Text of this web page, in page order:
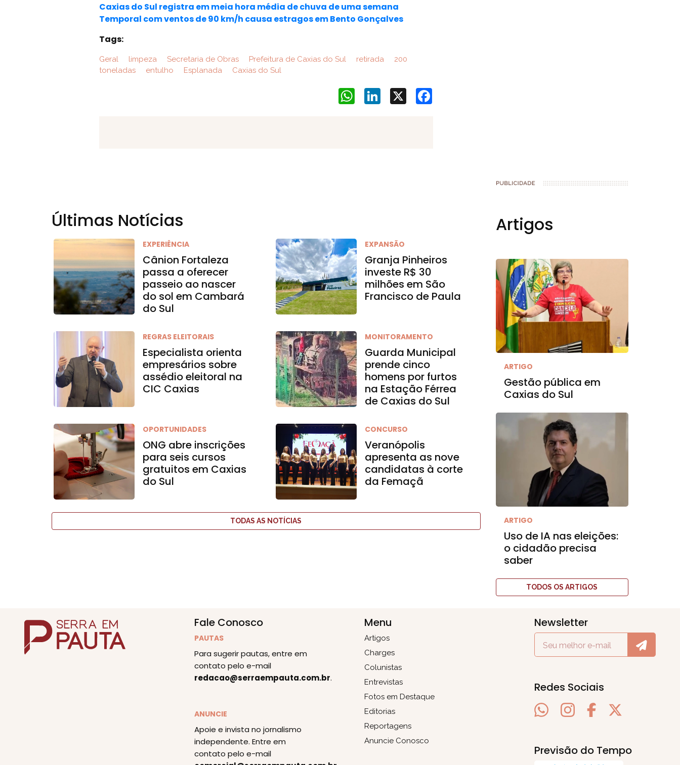
Caxias do Sul registra em meia hora média de chuva de uma semana
Temporal com ventos de 90 km/h causa estragos em Bento Gonçalves
Tags:
Geral limpeza Secretaria de Obras Prefeitura de Caxias do Sul retirada
200
toneladas
entulho Esplanada Caxias do Sul
Facebook
X
LinkedIn
WhatsApp
Últimas Notícias
EXPERIÊNCIA
Cânion Fortaleza
passa a oferecer
passeio ao nascer
do sol em Cambará
do Sul
EXPANSÃO
Granja Pinheiros
investe R$ 30
milhões em São
Francisco de Paula
REGRAS ELEITORAIS
Especialista orienta
empresários sobre
assédio eleitoral na
CIC Caxias
MONITORAMENTO
Guarda Municipal
prende cinco
homens por furtos
na Estação Férrea
de Caxias do Sul
OPORTUNIDADES
ONG abre inscrições
para seis cursos
gratuitos em Caxias
do Sul
CONCURSO
Veranópolis
apresenta as nove
candidatas à corte
da Femaçã
TODAS AS NOTÍCIAS
Artigos
ARTIGO
Gestão pública em
Caxias do Sul
ARTIGO
Uso de IA nas eleições:
o cidadão precisa
saber
TODOS OS ARTIGOS
Fale Conosco
PAUTAS
Para sugerir pautas, entre em
contato pelo e-mail
redacao@serraempauta.com.br.
ANUNCIE
Apoie e invista no jornalismo
independente. Entre em
contato pelo e-mail
Menu
Artigos
Charges
Colunistas
Entrevistas
Fotos em Destaque
Editorias
Reportagens
Anuncie Conosco
Newsletter
Redes Sociais
Previsão do Tempo